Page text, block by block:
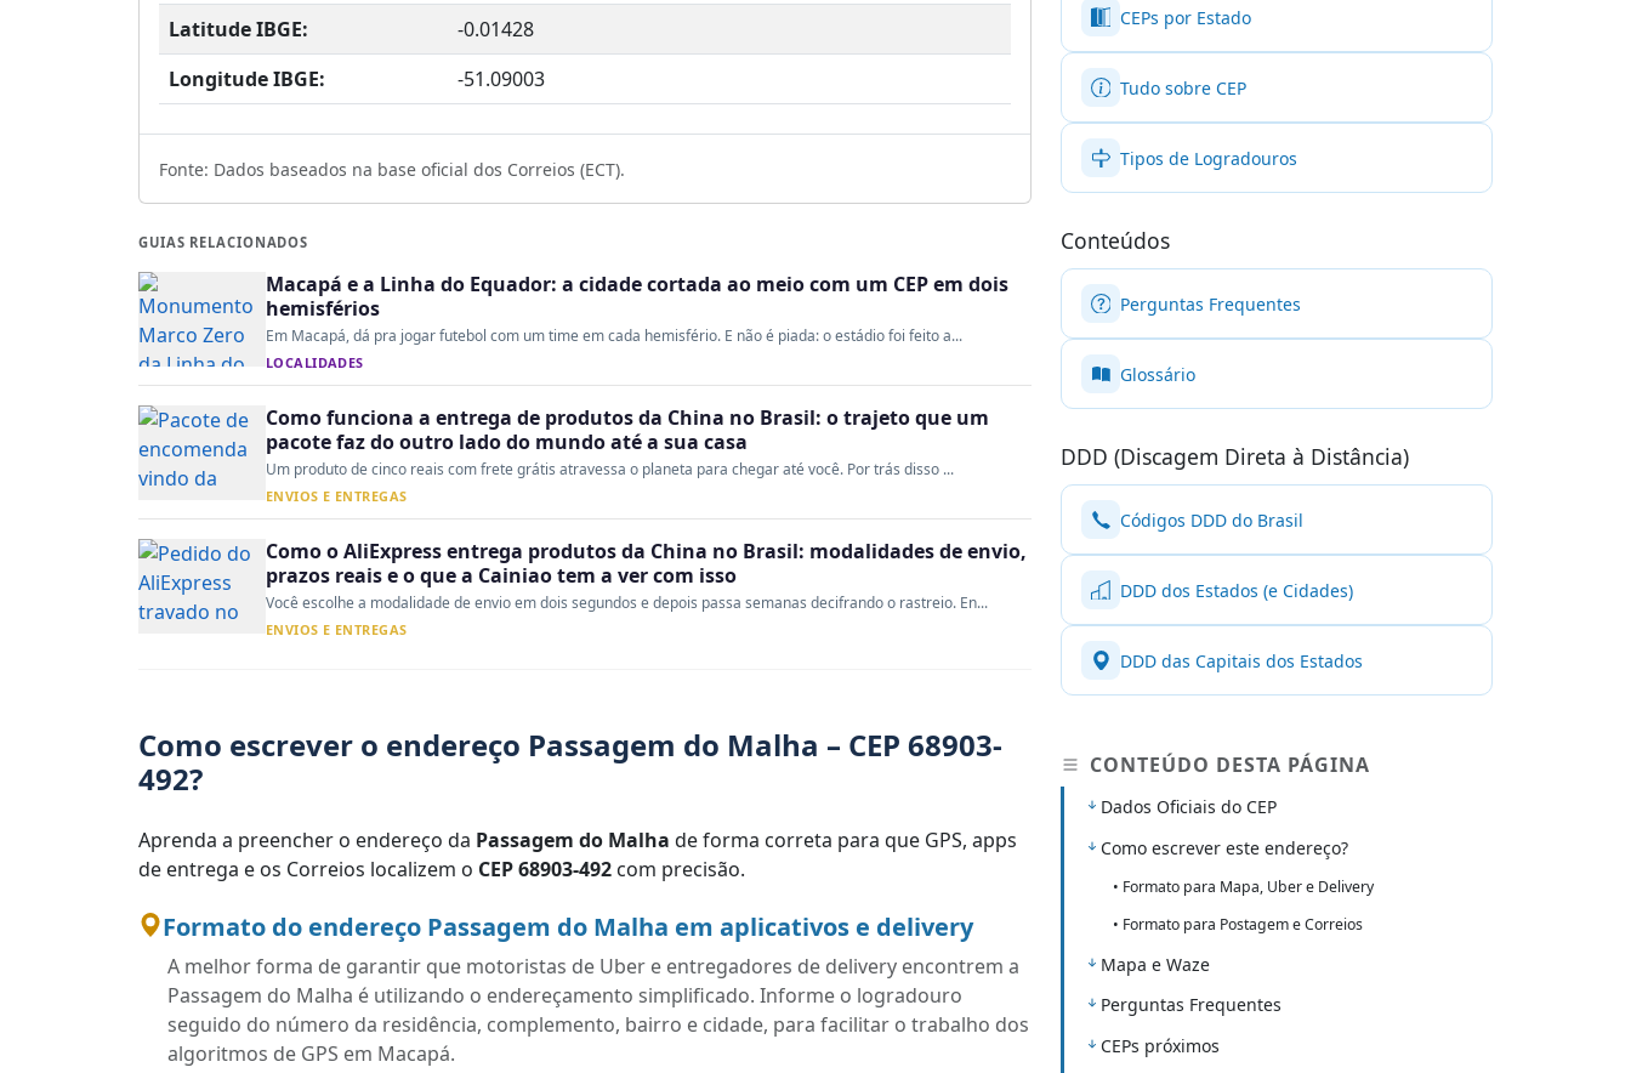
Latitude IBGE:
-0.01428
Longitude IBGE:
-51.09003
Fonte: Dados baseados na base oficial dos Correios (ECT).
GUIAS RELACIONADOS
Macapá e a Linha do Equador: a cidade cortada ao meio com um CEP em dois
hemisférios
Em Macapá, dá pra jogar futebol com um time em cada hemisfério. E não é piada: o estádio foi feito a...
LOCALIDADES
Como funciona a entrega de produtos da China no Brasil: o trajeto que um
pacote faz do outro lado do mundo até a sua casa
Um produto de cinco reais com frete grátis atravessa o planeta para chegar até você. Por trás disso ...
ENVIOS E ENTREGAS
Como o AliExpress entrega produtos da China no Brasil: modalidades de envio,
prazos reais e o que a Cainiao tem a ver com isso
Você escolhe a modalidade de envio em dois segundos e depois passa semanas decifrando o rastreio. En...
ENVIOS E ENTREGAS
Como escrever o endereço Passagem do Malha – CEP 68903-
492?
Aprenda a preencher o endereço da Passagem do Malha de forma correta para que GPS, apps
de entrega e os Correios localizem o CEP 68903-492 com precisão.
Formato do endereço Passagem do Malha em aplicativos e delivery
A melhor forma de garantir que motoristas de Uber e entregadores de delivery encontrem a
Passagem do Malha é utilizando o endereçamento simplificado. Informe o logradouro
seguido do número da residência, complemento, bairro e cidade, para facilitar o trabalho dos
algoritmos de GPS em Macapá.
CEPs por Estado
Tudo sobre CEP
Tipos de Logradouros
Conteúdos
Perguntas Frequentes
Glossário
DDD (Discagem Direta à Distância)
Códigos DDD do Brasil
DDD dos Estados (e Cidades)
DDD das Capitais dos Estados
CONTEÚDO DESTA PÁGINA
Dados Oficiais do CEP
Como escrever este endereço?
• Formato para Mapa, Uber e Delivery
• Formato para Postagem e Correios
Mapa e Waze
Perguntas Frequentes
CEPs próximos